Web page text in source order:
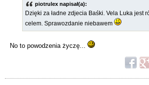
piotrulex napisał(a):
Dzięki za ładne zdjecia Baśki. Vela Luka jest
celem. Sprawozdanie niebawem
No to powodzenia życzę...